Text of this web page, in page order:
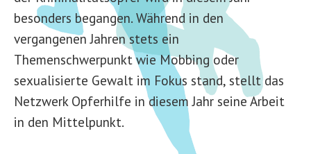
besonders begangen. Während in den
vergangenen Jahren stets ein
Themenschwerpunkt wie Mobbing oder
sexualisierte Gewalt im Fokus stand, stellt das
Netzwerk Opferhilfe in diesem Jahr seine Arbeit
in den Mittelpunkt.